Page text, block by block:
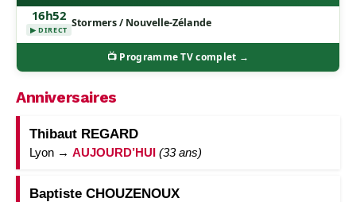
16h52
▶ DIRECT
Stormers / Nouvelle-Zélande
📺 Programme TV complet →
Anniversaires
Thibaut REGARD
Lyon → AUJOURD’HUI (33 ans)
Baptiste CHOUZENOUX